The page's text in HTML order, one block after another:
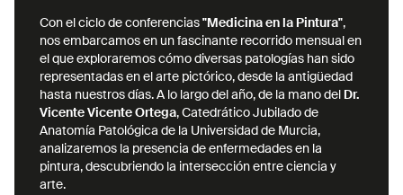
Con el ciclo de conferencias"Medicina en la Pintura",
nos embarcamos en un fascinante recorrido mensual en
el que exploraremos cómo diversas patologías han sido
representadas en el arte pictórico, desde la antigüedad
hasta nuestros días. A lo largo del año, de la mano del Dr.
Vicente Vicente Ortega, Catedrático Jubilado de
Anatomía Patológica de la Universidad de Murcia,
analizaremos la presencia de enfermedades en la
pintura, descubriendo la intersección entre ciencia y
arte.